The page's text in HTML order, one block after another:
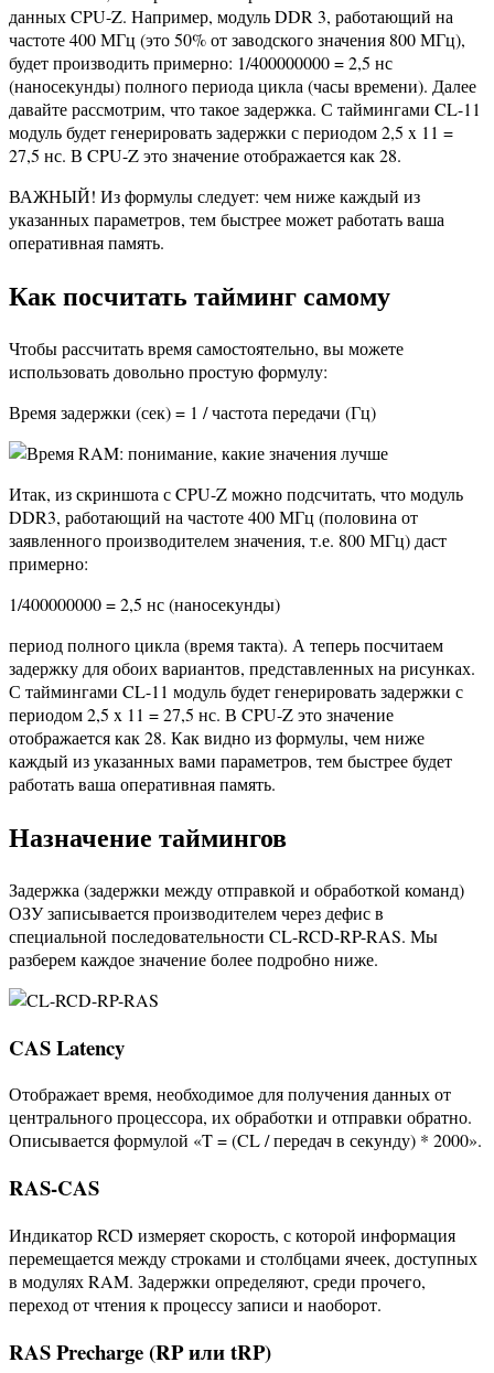
данных CPU-Z. Например, модуль DDR 3, работающий на
частоте 400 МГц (это 50% от заводского значения 800 МГц),
будет производить примерно: 1/400000000 = 2,5 нс
(наносекунды) полного периода цикла (часы времени). Далее
давайте рассмотрим, что такое задержка. С таймингами CL-11
модуль будет генерировать задержки с периодом 2,5 x 11 =
27,5 нс. В CPU-Z это значение отображается как 28.
ВАЖНЫЙ! Из формулы следует: чем ниже каждый из
указанных параметров, тем быстрее может работать ваша
оперативная память.
Как посчитать тайминг самому
Чтобы рассчитать время самостоятельно, вы можете
использовать довольно простую формулу:
Время задержки (сек) = 1 / частота передачи (Гц)
Итак, из скриншота с CPU-Z можно подсчитать, что модуль
DDR3, работающий на частоте 400 МГц (половина от
заявленного производителем значения, т.е. 800 МГц) даст
примерно:
1/400000000 = 2,5 нс (наносекунды)
период полного цикла (время такта). А теперь посчитаем
задержку для обоих вариантов, представленных на рисунках.
С таймингами CL-11 модуль будет генерировать задержки с
периодом 2,5 x 11 = 27,5 нс. В CPU-Z это значение
отображается как 28. Как видно из формулы, чем ниже
каждый из указанных вами параметров, тем быстрее будет
работать ваша оперативная память.
Назначение таймингов
Задержка (задержки между отправкой и обработкой команд)
ОЗУ записывается производителем через дефис в
специальной последовательности CL-RCD-RP-RAS. Мы
разберем каждое значение более подробно ниже.
CAS Latency
Отображает время, необходимое для получения данных от
центрального процессора, их обработки и отправки обратно.
Описывается формулой «T = (CL / передач в секунду) * 2000».
RAS-CAS
Индикатор RCD измеряет скорость, с которой информация
перемещается между строками и столбцами ячеек, доступных
в модулях RAM. Задержки определяют, среди прочего,
переход от чтения к процессу записи и наоборот.
RAS Precharge (RP или tRP)